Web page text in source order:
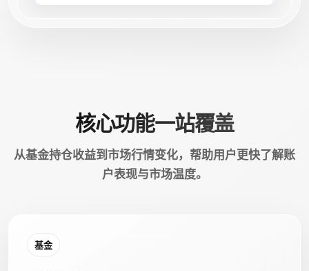
核心功能一站覆盖
从基金持仓收益到市场行情变化，帮助用户更快了解账
户表现与市场温度。
基金